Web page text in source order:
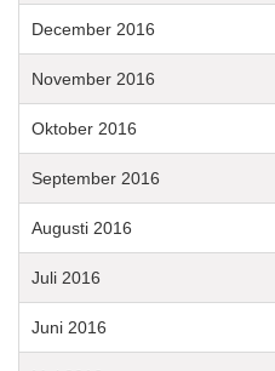
December 2016
November 2016
Oktober 2016
September 2016
Augusti 2016
Juli 2016
Juni 2016